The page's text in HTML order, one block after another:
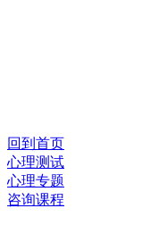
回到首页
心理测试
心理专题
咨询课程